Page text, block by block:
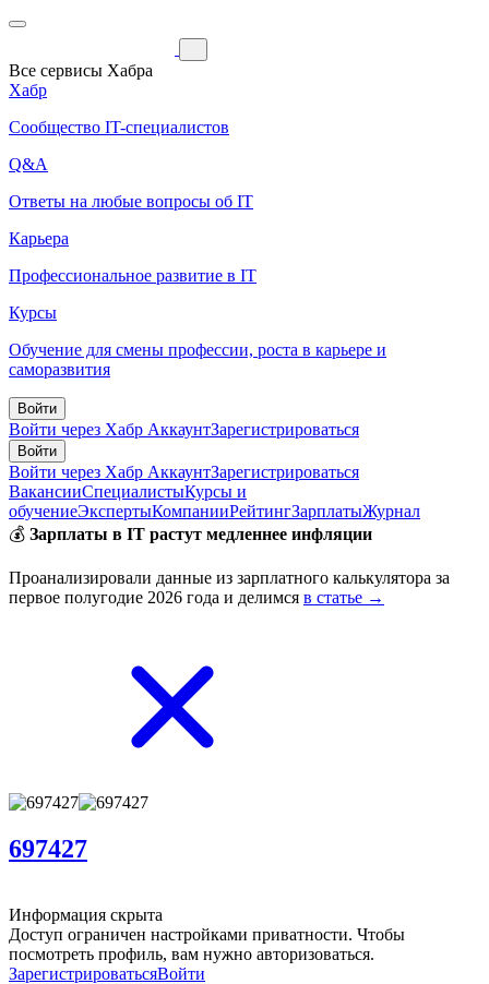
Все сервисы Хабра
Хабр
Сообщество IT-специалистов
Q&A
Ответы на любые вопросы об IT
Карьера
Профессиональное развитие в IT
Курсы
Обучение для смены профессии, роста в карьере и
саморазвития
Войти
Войти через Хабр АккаунтЗарегистрироваться
Войти
Войти через Хабр АккаунтЗарегистрироваться
ВакансииСпециалистыКурсы и
обучениеЭкспертыКомпанииРейтингЗарплатыЖурнал
💰 Зарплаты в IT растут медленнее инфляции
Проанализировали данные из зарплатного калькулятора за
первое полугодие 2026 года и делимся в статье →
697427
Информация скрыта
Доступ ограничен настройками приватности. Чтобы
посмотреть профиль, вам нужно авторизоваться.
ЗарегистрироватьсяВойти